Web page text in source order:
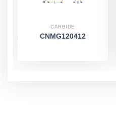
CARBIDE
CNMG120412